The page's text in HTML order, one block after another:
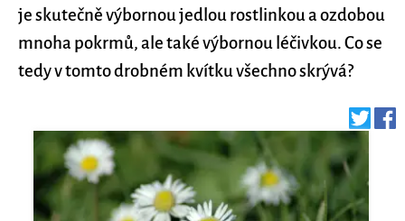
je skutečně výbornou jedlou rostlinkou a ozdobou
mnoha pokrmů, ale také výbornou léčivkou. Co se
tedy v tomto drobném kvítku všechno skrývá?